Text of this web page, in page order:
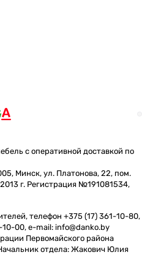
с оперативной доставкой по
Минск, ул. Платонова, 22, пом.
г. Регистрация №191081534,
телефон +375 (17) 361-10-80,
00, e-mail: info@danko.by
Первомайского района
отдела: Жакович Юлия